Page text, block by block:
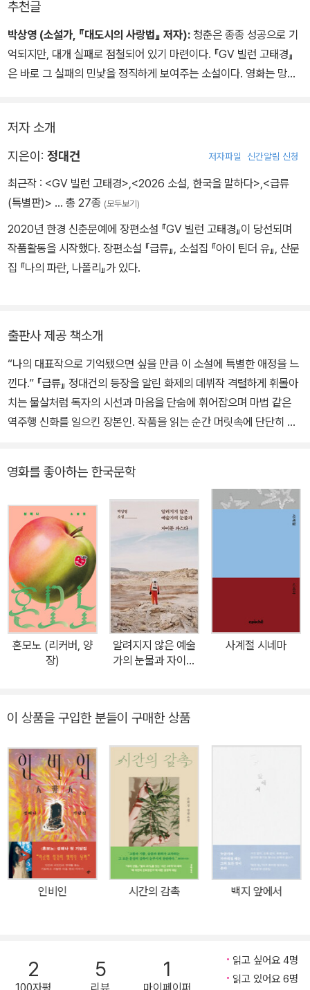
추천글
박상영 (소설가, 『대도시의 사랑법』 저자): 청춘은 종종 성공으로 기
억되지만, 대개 실패로 점철되어 있기 마련이다. 『GV 빌런 고태경』
은 바로 그 실패의 민낯을 정직하게 보여주는 소설이다. 영화는 망하
하는가. 작가는 소설 속 인물의 입을 빌려, 그 실마리를 제시한다. ‘빛
을 보기 위해서는 결국 어둠 속으로 들어가야 한다’는 사실을. 이 소설
고 늦어지더라도 있는 그대로의 삶을 껴안을 용기가 있는 사람들. 그
들의 실패를 그저 실패라고 부를 수 있을까? 『GV 빌런 고태경』은 끝
내 꿈을 버리지 않은 사람들의 뜨거운 실패기이자, 찬란한 생존기이
다.
저자 소개
지은이: 정대건 저자파일 신간알림 신청
최근작 : <GV 빌런 고태경>,<2026 소설, 한국을 말하다>,<급류
(특별판)> … 총 27종 (모두보기)
2020년 한경 신춘문예에 장편소설 『GV 빌런 고태경』이 당선되며
작품활동을 시작했다. 장편소설 『급류』, 소설집 『아이 틴더 유』, 산문
집 『나의 파란, 나폴리』가 있다.
출판사 제공 책소개
“나의 대표작으로 기억됐으면 싶을 만큼 이 소설에 특별한 애정을 느
낀다.” 『급류』 정대건의 등장을 알린 화제의 데뷔작 격렬하게 휘몰아
치는 물살처럼 독자의 시선과 마음을 단숨에 휘어잡으며 마법 같은
역주행 신화를 일으킨 장본인. 작품을 읽는 순간 머릿속에 단단히 각
새로이 펴낸다. “소설 속 여러 요소가 균형을 이루고 있고 장편으로서
완성도를 충실하게 갖췄다”는 심사평과 함께 2020년 한경 신춘문예
장편소설 부문에 당선된 『GV 빌런 고태경』은 명실공히 정대건 소설
의 출발점이자 풋풋하고도 애틋한 첫 작품이라 하겠다. 지난날의 문
장을 세세히 가다듬고 새로운 작가의 말을 더해 새 모습으로 우리 곁
을 찾아온 이 작품이 독자들에게 반가운 선물이 되기를 기대한다. “우
선 영화 잘 봤습니다. 그런데―” 유명한 GV 빌런과의 조우가 만들어
낸 뜻밖의 기회 영화학교를 졸업하고 첫 독립 장편영화 <원찬스>의
흥행에 실패한 뒤 아르바이트를 전전하며 지내고 있는 서른세 살의
영화감독 ‘조혜나’. 그는 충무로의 주목을 받는 신예 배우이자 전 남자
에 게스트로 초대받는다. 종현이 예전에 배우로 출연한 단편영화의
시 있었던 소소한 에피소드를 이야기하며 무난히 GV를 이어가던 중,
극장 맨 뒷좌석에 앉은 중년 남성이 번쩍 손을 들더니 예상치 못한 질
문을 던진다. 일부러 공격하려는 의도는 아니었을지 몰라도 혜나가
만든 영화의 촬영 기법과 편집에 대해 매섭게 지적하는 듯한 발언에
무대 위 관계자들은 당황하고 관객들은 서로 조용히 눈빛을 교환한
다. 영화를 좋아하는 사람이라면 낯설지 않을 존재, “GV 빌런의 등
장”(22쪽)이다. ‘GV 빌런’이란 GV와 빌런(Villain, 악당)을 합친 조
어로, 관객과의 대화 행사에서 분위기를 흐리거나 다른 이들을 불편
질문을 던진 사람이 일명 ‘베레모 빌런’으로 불리는 영화계에서 유명
한 인물임을 알게 되고, 그에게 복수하고자 그를 주인공으로 하는 다
영화를 좋아하는 한국문학
혼모노 (리커버, 양
장)
알려지지 않은 예술
가의 눈물과 자이툰
사계절 시네마
이 상품을 구입한 분들이 구매한 상품
인비인 시간의 감촉 백지 앞에서
2 5 1
읽고 싶어요 4명
읽고 있어요 6명